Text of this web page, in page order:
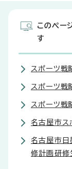
このペー
す
スポーツ
スポーツ戦
スポーツ
名古屋市ス
名古屋市日
修計画研修